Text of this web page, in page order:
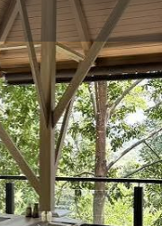
กิจกรรม 0 งาน